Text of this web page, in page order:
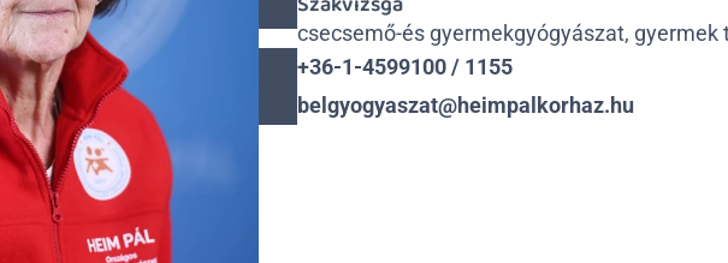
csecsemő-és gyermekgyógyászat, gyermek
+36-1-4599100 / 1155
belgyogyaszat@heimpalkorhaz.hu